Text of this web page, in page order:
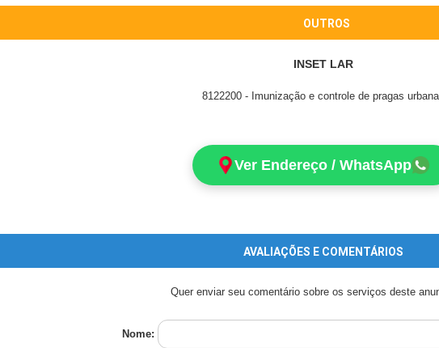
OUTROS
INSET LAR
8122200 - Imunização e controle de pragas
Ver Endereço / WhatsApp
AVALIAÇÕES E COMENTÁRIOS
Quer enviar seu comentário sobre os serviços deste
Nome: